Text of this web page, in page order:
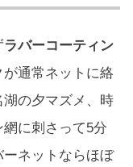
ラバーコーティン
通常ネットに絡
の夕マズメ、時
に刺さって5分
ネットならほぼ